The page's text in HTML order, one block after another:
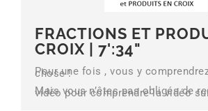
FRACTIONS ET
CROIX | 7':34"
Pour une fois , vous y
chose !
Mais vous n’êtes pas obligés de
vidéo pour comprendre la vidéo